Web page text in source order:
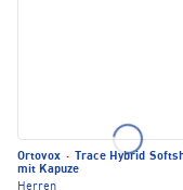
Ortovox ·
Trace Hybrid
mit Kapuze
Herren